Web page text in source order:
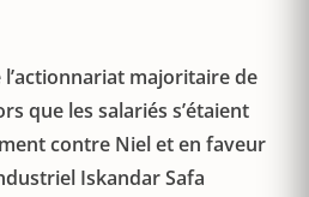
majoritaire de
que les salariés s’étaient
contre Niel et en faveur
Iskandar Safa